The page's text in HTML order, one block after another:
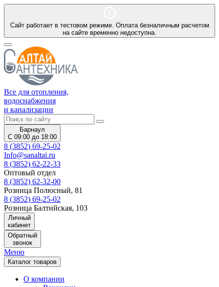
Сайт работает в тестовом режиме. Оплата безналичным расчетом
на сайте временно недоступна.
Все для отопления,
водоснабжения
и канализации
Барнаул
С 09:00 до 18:00
8 (3852) 69-25-02
Info@sanaltai.ru
8 (3852) 62-22-33
Оптовый отдел
8 (3852) 62-32-00
Розница Полюсный, 81
8 (3852) 69-25-02
Розница Балтийская, 103
Личный
кабинет
Обратный
звонок
Меню
Каталог товаров
О компании